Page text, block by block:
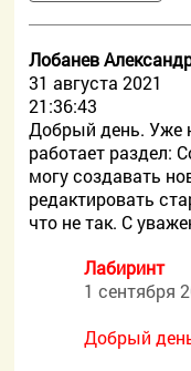
Лобанев
31 августа 2021
21:36:43
Добрый день. Уже
работает раздел:
могу создавать
редактировать
что не так. С
Лабиринт
1 сентября
Добрый